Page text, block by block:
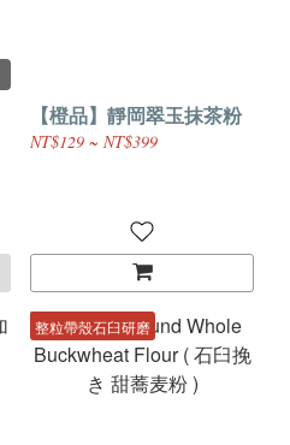
【橙品】靜岡翠玉抹茶粉
NT$129 ~ NT$399
整粒帶殼石臼研磨